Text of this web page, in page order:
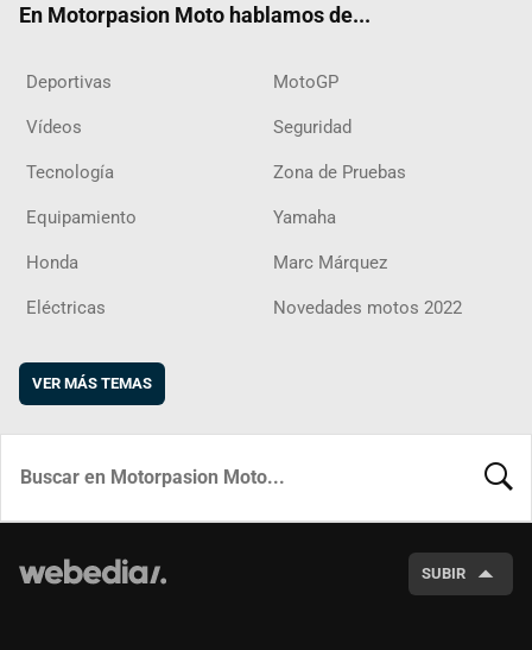
En Motorpasion Moto hablamos de...
Deportivas MotoGP
Vídeos Seguridad
Tecnología Zona de Pruebas
Equipamiento Yamaha
Honda Marc Márquez
Eléctricas Novedades motos 2022
VER MÁS TEMAS
SUBIR